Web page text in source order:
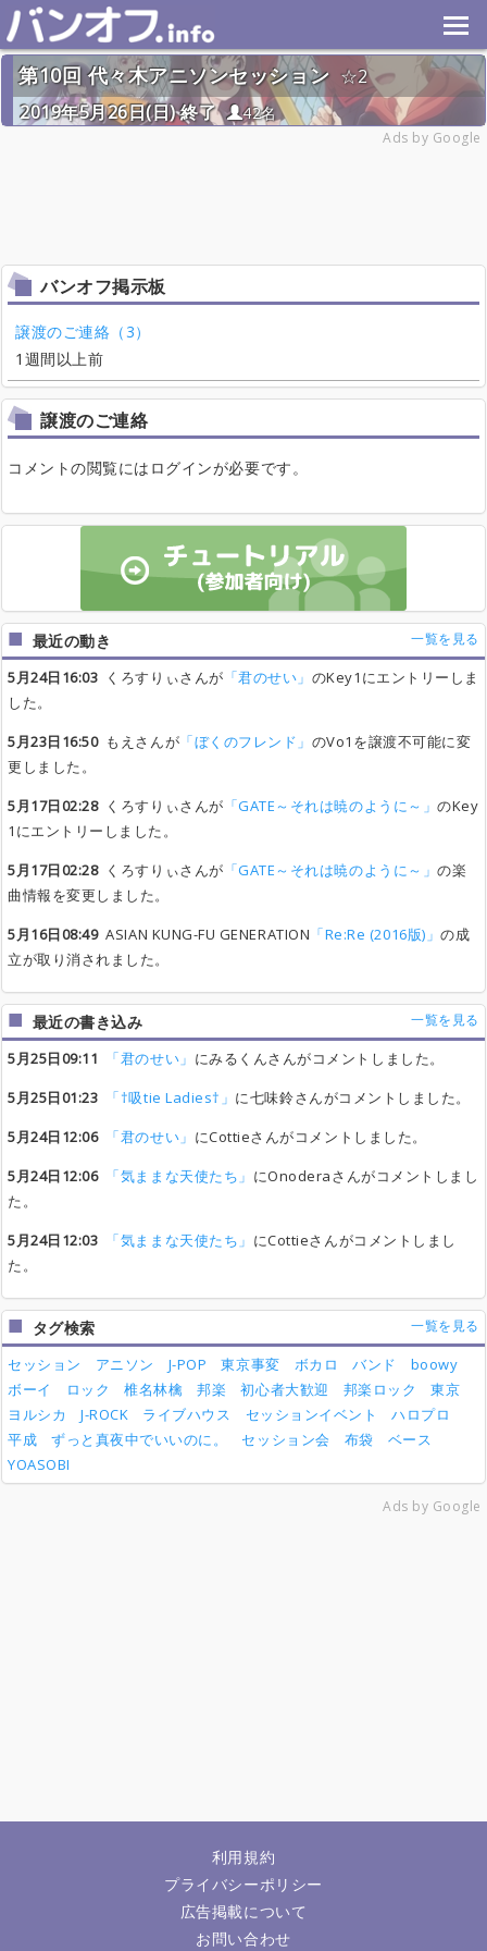
第10回 代々木アニソンセッション
2
2019年5月26日(日) 終了
42名
Ads by Google
バンオフ掲示板
譲渡のご連絡（3）
1週間以上前
譲渡のご連絡
コメントの閲覧にはログインが必要です。
最近の動き 一覧を見る
5月24日16:03 くろすりぃさんが 「君のせい」 のKey1にエントリーしま
した。
5月23日16:50もえさんが 「ぼくのフレンド」 のVo1を譲渡不可能に変
更しました。
5月17日02:28くろすりぃさんが 「GATE～それは暁のように～」のKey
1にエントリーしました。
5月17日02:28くろすりぃさんが 「GATE～それは暁のように～」の楽
曲情報を変更しました。
5月16日08:49ASIAN KUNG-FU GENERATION 「Re:Re (2016版)」の成
立が取り消されました。
最近の書き込み 一覧を見る
5月25日09:11 「君のせい」 にみるくんさんがコメントしました。
5月25日01:23
「†吸tie Ladies†」 に七味鈴さんがコメントしました。
5月24日12:06
「君のせい」 にCottieさんがコメントしました。
5月24日12:06
「気ままな天使たち」 にOnoderaさんがコメントしまし
た。
5月24日12:03
「気ままな天使たち」 にCottieさんがコメントしまし
た。
タグ検索 一覧を見る
セッション アニソン J-POP 東京事変 ボカロ バンド
boowy
ボーイ
ロック 椎名林檎 邦楽 初心者大歓迎 邦楽ロック
東京
ヨルシカ
J-ROCK ライブハウス セッションイベント
ハロプロ
平成
ずっと真夜中でいいのに。 セッション会 布袋
ベース
YOASOBI
Ads by Google
利用規約
プライバシーポリシー
広告掲載について
お問い合わせ